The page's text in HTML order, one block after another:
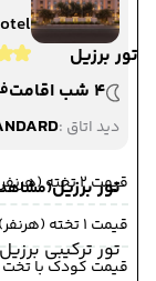
تور برزیل
تور برزیل
تور ترکیبی برزیل
4 شب اقامت
دید اتاق :
قیمت 2 تخته (هرنفر)
قیمت 1 تخته (هرنفر)
قیمت کودک با تخت